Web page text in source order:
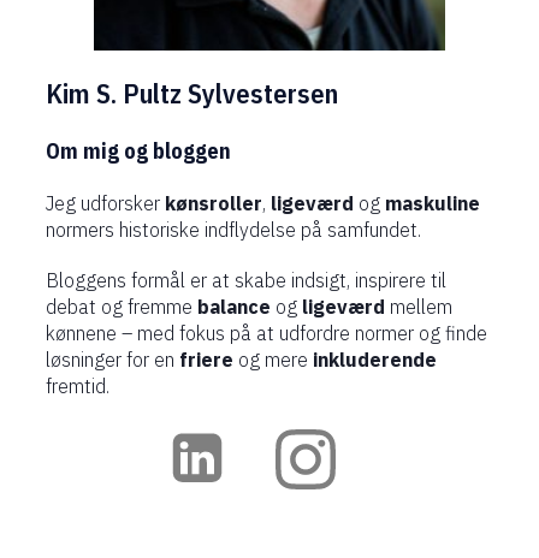
Kim S. Pultz Sylvestersen
Om mig og bloggen
Jeg udforsker kønsroller, ligeværd og maskuline
normers historiske indflydelse på samfundet.
Bloggens formål er at skabe indsigt, inspirere til
debat og fremme balance og ligeværd mellem
kønnene – med fokus på at udfordre normer og finde
løsninger for en friere og mere inkluderende
fremtid.